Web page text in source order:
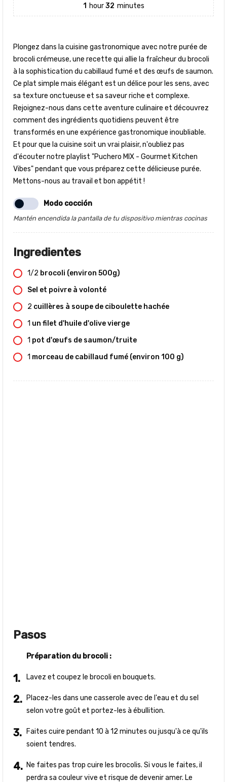
1 hour32 minutes
Plongez dans la cuisine gastronomique avec notre purée de
brocoli crémeuse, une recette qui allie la fraîcheur du brocoli
à la sophistication du cabillaud fumé et des œufs de saumon.
Ce plat simple mais élégant est un délice pour les sens, avec
sa texture onctueuse et sa saveur riche et complexe.
Rejoignez-nous dans cette aventure culinaire et découvrez
comment des ingrédients quotidiens peuvent être
transformés en une expérience gastronomique inoubliable.
Et pour que la cuisine soit un vrai plaisir, n'oubliez pas
d'écouter notre playlist "Puchero MIX - Gourmet Kitchen
Vibes" pendant que vous préparez cette délicieuse purée.
Mettons-nous au travail et bon appétit !
Modo cocción
Mantén encendida la pantalla de tu dispositivo mientras cocinas
Ingredientes
1/2 brocoli (environ 500g)
Sel et poivre à volonté
2 cuillères à soupe de ciboulette hachée
1 un filet d'huile d'olive vierge
1 pot d'œufs de saumon/truite
1 morceau de cabillaud fumé (environ 100 g)
Pasos
Préparation du brocoli :
Lavez et coupez le brocoli en bouquets.
Placez-les dans une casserole avec de l'eau et du sel
selon votre goût et portez-les à ébullition.
Faites cuire pendant 10 à 12 minutes ou jusqu'à ce qu'ils
soient tendres.
Ne faites pas trop cuire les brocolis. Si vous le faites, il
perdra sa couleur vive et risque de devenir amer. Le